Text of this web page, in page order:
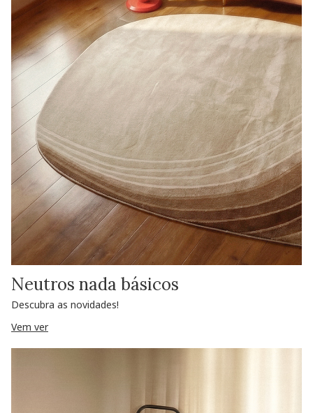
Neutros nada básicos
Descubra as novidades!
Vem ver